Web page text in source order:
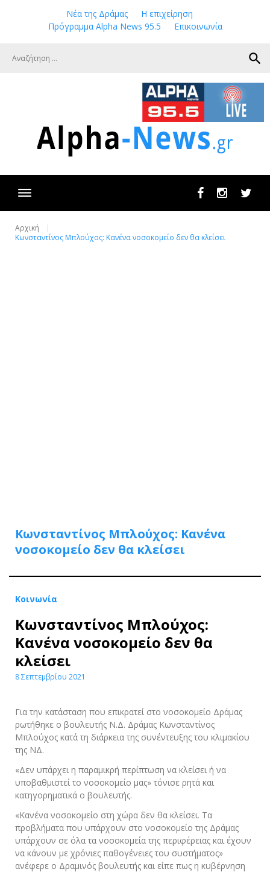
Νέα της Δράμας
Η επιχείρηση
Πρόγραμμα Alpha News 95.5
Επικοινωνία
search
FacebookInstagram
Αρχική
Κωνσταντίνος Μπλούχος: Κανένα νοσοκομείο δεν θα κλείσει
Κωνσταντίνος Μπλούχος: Κανένα
νοσοκομείο δεν θα κλείσει
Κοινωνία
Κωνσταντίνος Μπλούχος:
Κανένα νοσοκομείο δεν θα
κλείσει
8 Σεπτεμβρίου 2021
Για την κατάσταση που επικρατεί στο νοσοκομείο Δράμας
ρωτήθηκε ο βουλευτής Ν.Δ. Δράμας Κωνσταντίνος
Μπλούχος κατά τη διάρκεια της συνέντευξης του κλιμακίου
της ΝΔ.
«Δεν υπάρχει η παραμικρή περίπτωση να κλείσει ή να
υποβαθμιστεί το νοσοκομείο μας» τόνισε ρητά και
κατηγορηματικά ο βουλευτής.
«Κανένα νοσοκομείο στη χώρα δεν θα κλείσει. Τα
προβλήματα που υπάρχουν στο νοσοκομείο της Δράμας
υπάρχουν σε όλα τα νοσοκομεία της περιφέρειας και έχουν
να κάνουν με χρόνιες παθογένειες του συστήματος»
ανέφερε ο Δραμινός βουλευτής και είπε πως η κυβέρνηση